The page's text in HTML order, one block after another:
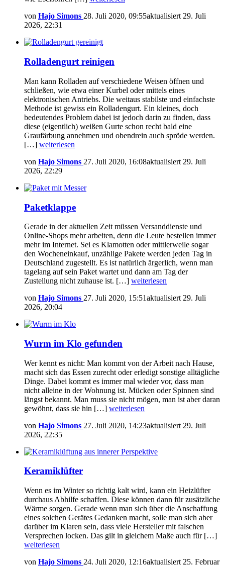
von Hajo Simons 28. Juli 2020, 09:55aktualisiert29. Juli
2026, 22:31
Rolladengurt reinigen
Man kann Rolladen auf verschiedene Weisen öffnen und
schließen, wie etwa einer Kurbel oder mittels eines
elektronischen Antriebs. Die weitaus stabilste und einfachste
Methode ist gewiss ein Rolladengurt. Ein kleines, doch
bedeutendes Problem dabei ist jedoch darin zu finden, dass
diese (eigentlich) weißen Gurte schon recht bald eine
Graufärbung annehmen und obendrein auch spröde werden.
[…] weiterlesen
von Hajo Simons 27. Juli 2020, 16:08aktualisiert 29. Juli
2026, 22:29
Paketklappe
Gerade in der aktuellen Zeit müssen Versanddienste und
Online-Shops mehr arbeiten, denn die Leute bestellen immer
mehr im Internet. Sei es Klamotten oder mittlerweile sogar
den Wocheneinkauf, unzählige Pakete werden jeden Tag in
Deutschland zugestellt. Es ist natürlich ärgerlich, wenn man
tagelang auf sein Paket wartet und dann am Tag der
Zustellung nicht zuhause ist. […] weiterlesen
von Hajo Simons 27. Juli 2020, 15:51aktualisiert 29. Juli
2026, 20:04
Wurm im Klo gefunden
Wer kennt es nicht: Man kommt von der Arbeit nach Hause,
macht sich das Essen zurecht oder erledigt sonstige alltägliche
Dinge. Dabei kommt es immer mal wieder vor, dass man
nicht alleine in der Wohnung ist. Mücken oder Spinnen sind
längst bekannt. Man muss sie nicht mögen, man ist aber daran
gewöhnt, dass sie hin […] weiterlesen
von Hajo Simons 27. Juli 2020, 14:23aktualisiert 29. Juli
2026, 22:35
Keramiklüfter
Wenn es im Winter so richtig kalt wird, kann ein Heizlüfter
durchaus Abhilfe schaffen. Diese können dann für zusätzliche
Wärme sorgen. Gerade wenn man sich über die Anschaffung
eines solchen Gerätes Gedanken macht, solle man sich aber
darüber im Klaren sein, dass viele Hersteller mit falschen
Versprechen locken. Das gilt in gleichem Maße auch für […]
weiterlesen
von Hajo Simons 24. Juli 2020, 12:16aktualisiert 25. Februar